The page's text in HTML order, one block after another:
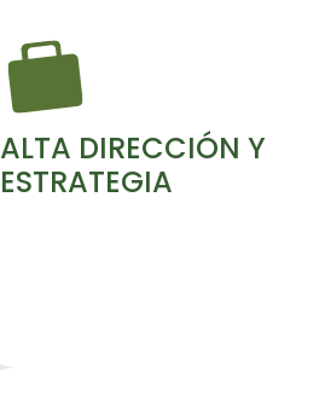
ALTA DIRECCIÓN Y
ESTRATEGIA